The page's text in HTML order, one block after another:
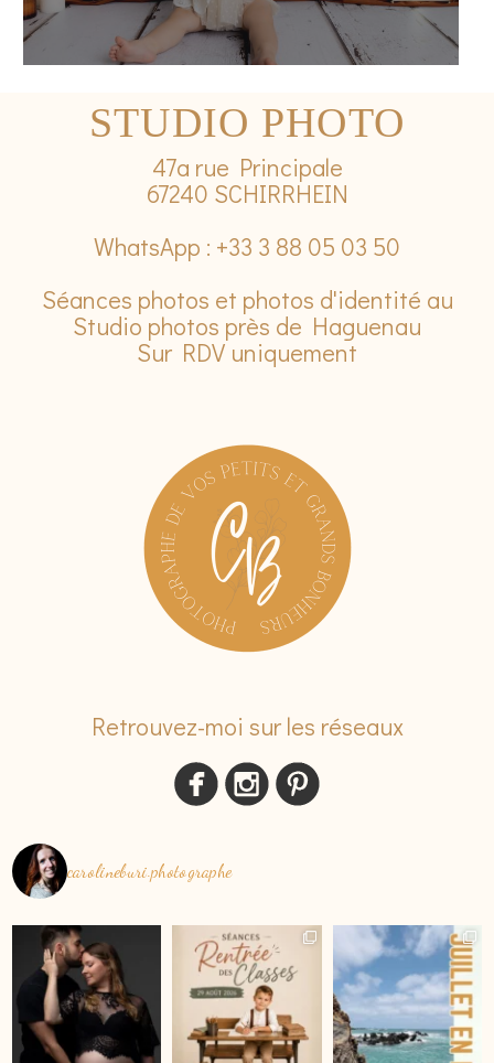
STUDIO PHOTO
47a rue Principale
67240 SCHIRRHEIN
WhatsApp : +33 3 88 05 03 50
Séances photos et photos d'identité au
Studio photos près de Haguenau
Sur RDV uniquement
Retrouvez-moi sur les réseaux
carolineburi.photographe